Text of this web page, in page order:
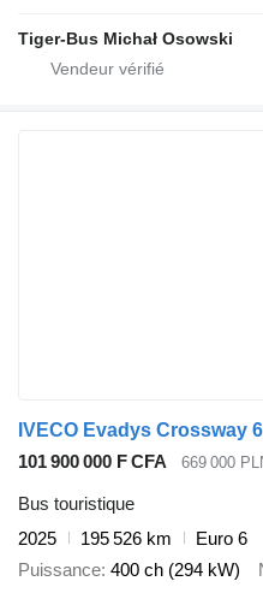
Tiger-Bus Michał Osowski
IVECO Evadys Crossway
101 900 000 F CFA
669 000
Bus touristique
2025
195 526 km
Euro 6
Puissance 400 ch (294 kW)